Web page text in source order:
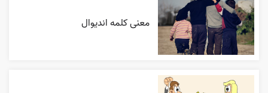
معنی کلمه اندیوال